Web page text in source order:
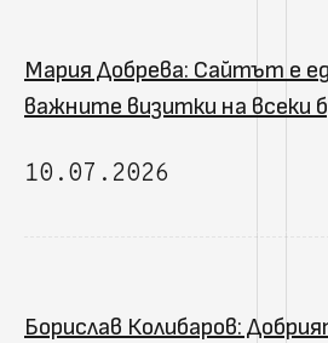
Мария Добрева: Сайтът е
важните визитки на всеки
10.07.2026
Борислав Колибаров: